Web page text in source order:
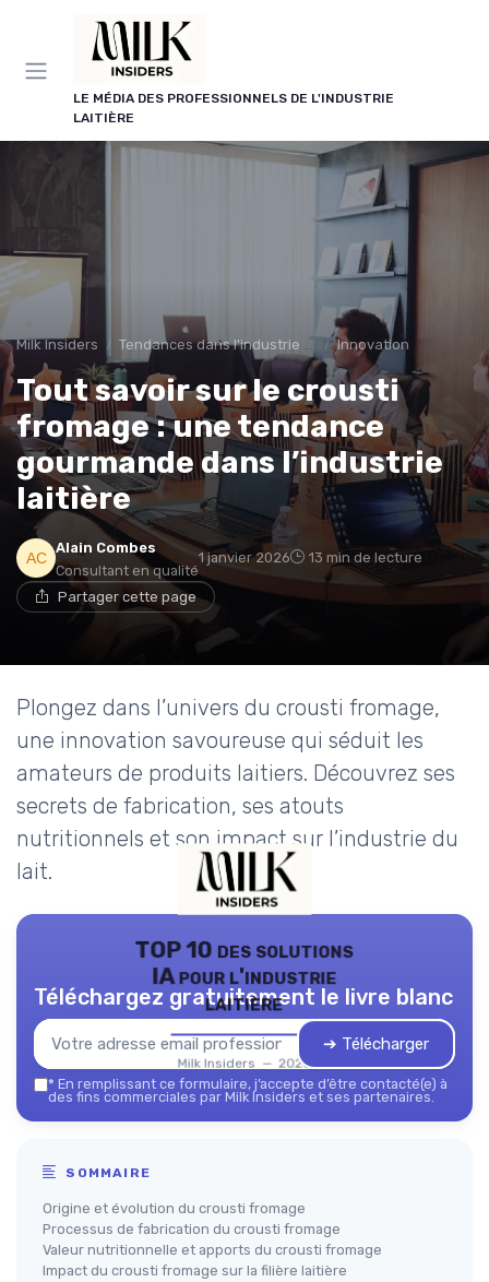
LE MÉDIA DES PROFESSIONNELS DE L'INDUSTRIE
LAITIÈRE
Milk Insiders Tendances dans l'industrie des produits laitiers Innovation
Tout savoir sur le crousti
fromage : une tendance
gourmande dans l’industrie
laitière
Alain Combes
Consultant en qualité
1 janvier 2026 13 min de lecture
Partager cette page
Plongez dans l’univers du crousti fromage,
une innovation savoureuse qui séduit les
amateurs de produits laitiers. Découvrez ses
secrets de fabrication, ses atouts
nutritionnels et son impact sur l’industrie du
lait.
TOP 10 des solutions
IA pour l'industrie
laitière
Milk Insiders — 2026
Téléchargez gratuitement le livre blanc
➔ Télécharger
* En remplissant ce formulaire, j’accepte d’être contacté(e) à
des fins commerciales par Milk Insiders et ses partenaires.
SOMMAIRE
Origine et évolution du crousti fromage
Processus de fabrication du crousti fromage
Valeur nutritionnelle et apports du crousti fromage
Impact du crousti fromage sur la filière laitière